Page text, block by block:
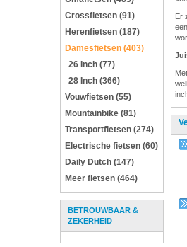
Crossfietsen (91)
Herenfietsen (187)
Damesfietsen (403)
26 Inch (77)
28 Inch (366)
Vouwfietsen (55)
Mountainbike (81)
Transportfietsen (274)
Electrische fietsen (60)
Daily Dutch (147)
Meer fietsen (464)
BETROUWBAAR &
ZEKERHEID
Er
een